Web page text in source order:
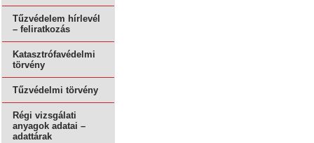
Tűzvédelem hírlevél
– feliratkozás
Katasztrófavédelmi
törvény
Tűzvédelmi törvény
Régi vizsgálati
anyagok adatai –
adattárak